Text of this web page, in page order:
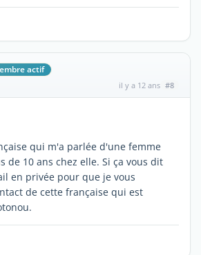
actif
il y a 12 ans #8
qui m'a parlée d'une femme
de 10 ans chez elle. Si ça vous dit
en privée pour que je vous
de cette française qui est